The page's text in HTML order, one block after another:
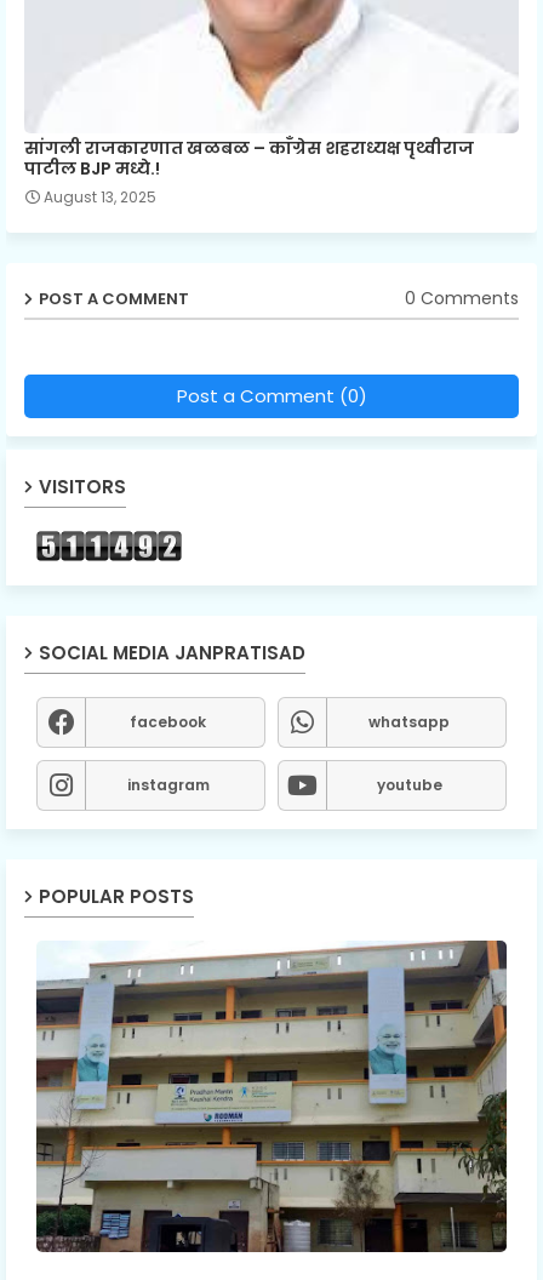
सांगली राजकारणात खळबळ – काँग्रेस शहराध्यक्ष पृथ्वीराज
पाटील BJP मध्ये.!
August 13, 2025
POST A COMMENT 0 Comments
Post a Comment (0)
VISITORS
SOCIAL MEDIA JANPRATISAD
facebook whatsapp
instagram youtube
POPULAR POSTS